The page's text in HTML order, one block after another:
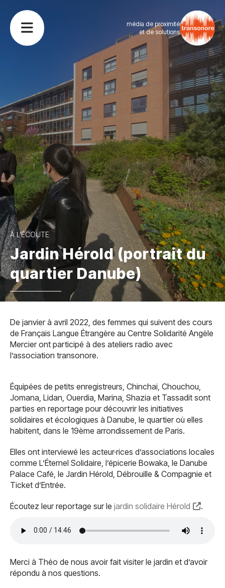
média de proximité
et de solutions
À L'ÉCOUTE
Jardin Hérold (portrait du
quartier Danube)
De janvier à avril 2022, des femmes qui suivent des cours
de Français Langue Étrangère au Centre Solidarité Angèle
Mercier ont participé à des ateliers radio avec
l’association transonore.
Équipées de petits enregistreurs, Chinchai, Chouchou,
Jomana, Lidan, Ouerdia, Marina, Shazia et Tassadit sont
parties en reportage pour découvrir les initiatives
solidaires et écologiques à Danube, le quartier où elles
habitent, dans le 19ème arrondissement de Paris.
Elles ont interviewé les acteur·rices d’associations locales
comme L’Éternel Solidaire, l’épicerie Bowaka, le Danube
Palace Café, le Jardin Hérold, Débrouille & Compagnie et
Ticket d’Entrée.
Écoutez leur reportage sur le jardin solidaire Hérold .
Merci à Théo de nous avoir fait visiter le jardin et d’avoir
répondu à nos questions.